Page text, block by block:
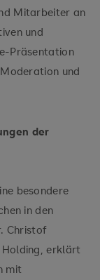
Mitarbeiter an
und
Präsentation
und
der
besondere
in den
Christof
erklärt
mit